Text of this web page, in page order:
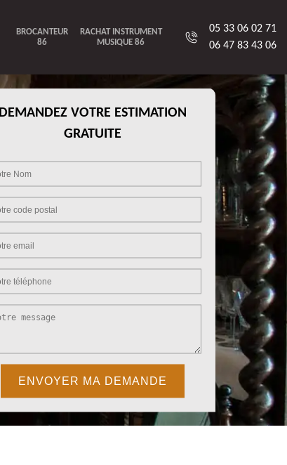
BROCANTEUR
86
RACHAT INSTRUMENT
MUSIQUE 86
05 33 06 02 71
06 47 83 43 06
DEMANDEZ VOTRE ESTIMATION
GRATUITE